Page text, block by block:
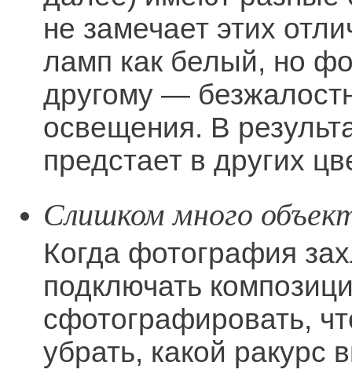
не замечает этих
ламп как белый, но
другому —
освещения. В
предстает в других
Слишком много
Когда фотография
подключать
сфотографировать,
убрать, какой ракурс